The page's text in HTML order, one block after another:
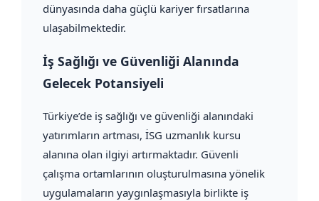
dünyasında daha güçlü kariyer fırsatlarına
ulaşabilmektedir.
İş Sağlığı ve Güvenliği Alanında
Gelecek Potansiyeli
Türkiye’de iş sağlığı ve güvenliği alanındaki
yatırımların artması, İSG uzmanlık kursu
alanına olan ilgiyi artırmaktadır. Güvenli
çalışma ortamlarının oluşturulmasına yönelik
uygulamaların yaygınlaşmasıyla birlikte iş